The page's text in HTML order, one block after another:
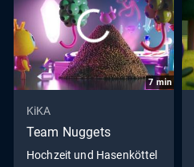
7min
KiKA
Team Nuggets
Hochzeit und Hasenköttel